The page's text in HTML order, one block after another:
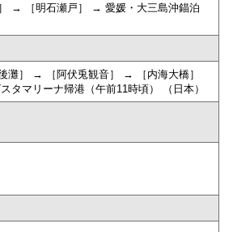
→ ［明石瀬戸］ → 愛媛・大三島沖錨泊
灘］ → ［阿伏兎観音］ → ［内海大橋］
マリーナ帰港（午前11時頃） （日本）